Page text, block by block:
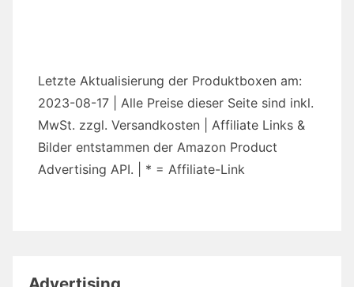
Letzte Aktualisierung der Produktboxen am:
2023-08-17 | Alle Preise dieser Seite sind inkl.
MwSt. zzgl. Versandkosten | Affiliate Links &
Bilder entstammen der Amazon Product
Advertising API. | * = Affiliate-Link